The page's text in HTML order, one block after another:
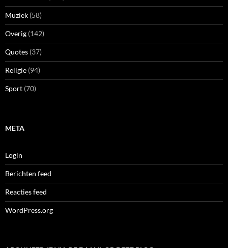
Muziek (58)
Overig (142)
Quotes (37)
Religie (94)
Sport (70)
META
Login
Berichten feed
Reacties feed
WordPress.org